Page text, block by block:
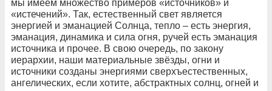
мы имеем множество примеров «источников» и
«истечений». Так, естественный свет является
энергией и эманацией Солнца, тепло – есть энергия,
эманация, динамика и сила огня, ручей есть эманация
источника и прочее. В свою очередь, по закону
иерархии, наши материальные звёзды, огни и
источники созданы энергиями сверхъестественных,
ангелических, если хотите, абстрактных солнц, огней и